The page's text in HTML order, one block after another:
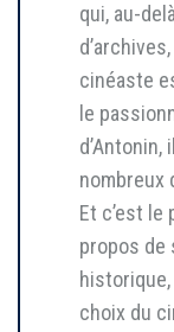
qui, au-
cinéaste
le
nombreux
Et c’est
propos de
choix du